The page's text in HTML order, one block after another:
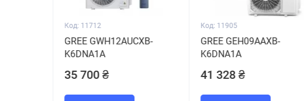
Код: 11712
GREE GWH12AUCXB-
K6DNA1A
35 700 ₴
Код: 11905
GREE GEH09AAXB-
K6DNA1A
41 328 ₴